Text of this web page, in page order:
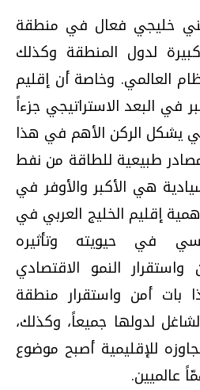
خليجي فعال في منطقة
لدول المنطقة وكذلك
العالمي. وخاصة أن إقليم
في البعد الاستراتيجي جزءاً
يشكل الركن الأهم في هذا
طبيعية للطاقة من نفط
هي الأكبر والأوفر في
إقليم الخليج العربي في
في حيويته وتأثيره
النمو الاقتصادي
بات أمن واستقرار منطقة
لدولها جميعاً، وكذلك،
للإقليمية أصبح موضوع
عالميين.